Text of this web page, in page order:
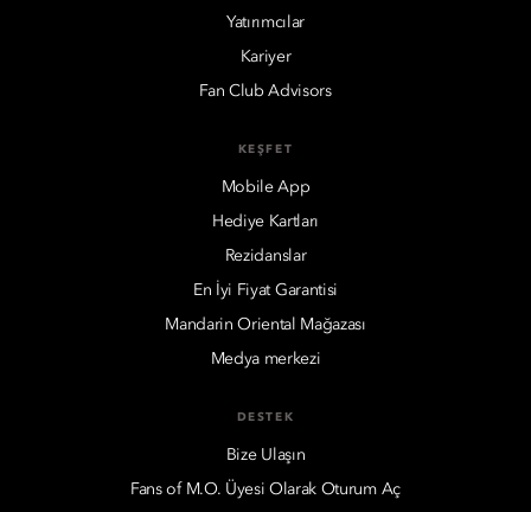
Yatırımcılar
Kariyer
Fan Club Advisors
KEŞFET
Mobile App
Hediye Kartları
Rezidanslar
En İyi Fiyat Garantisi
Mandarin Oriental Mağazası
Medya merkezi
DESTEK
Bize Ulaşın
Fans of M.O. Üyesi Olarak Oturum Aç